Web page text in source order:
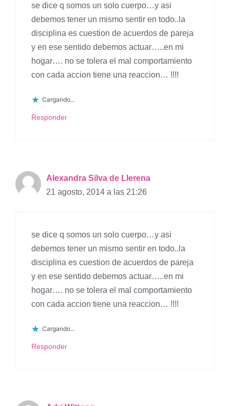
se dice q somos un solo cuerpo…y asi
debemos tener un mismo sentir en todo..la
disciplina es cuestion de acuerdos de pareja
y en ese sentido debemos actuar…..en mi
hogar…. no se tolera el mal comportamiento
con cada accion tiene una reaccion… !!!!
Cargando...
Responder
Alexandra Silva de Llerena
21 agosto, 2014 a las 21:26
se dice q somos un solo cuerpo…y asi
debemos tener un mismo sentir en todo..la
disciplina es cuestion de acuerdos de pareja
y en ese sentido debemos actuar…..en mi
hogar…. no se tolera el mal comportamiento
con cada accion tiene una reaccion… !!!!
Cargando...
Responder